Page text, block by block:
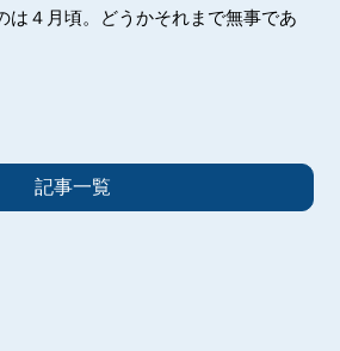
は４月頃。どうかそれまで無事であ
記事一覧